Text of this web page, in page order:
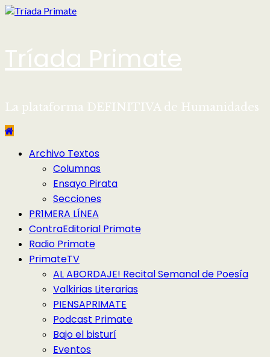
Saltar
Tríada Primate
La plataforma DEFINITIVA de Humanidades
Menú Archivo Textos
Columnas
Ensayo Pirata
Secciones
PR1MERA LÍNEA
ContraEditorial Primate
Radio Primate
PrimateTV
AL ABORDAJE! Recital Semanal de Poesía
Valkirias Literarias
PIENSAPRIMATE
Podcast Primate
Bajo el bisturí
Eventos